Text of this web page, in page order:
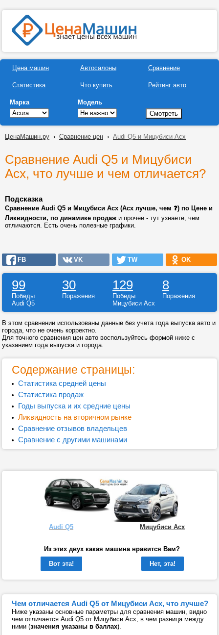
Цена машин
Статистика
Автосалоны
Что купить
Сравнение
Рейтинг авто
Марка Модель
ЦенаМашин.ру › Сравнение цен › Audi Q5 и Мицубиси Асх
Сравнение Audi Q5 и Мицубиси
Асх, что лучше и чем отличается?
Подсказка
Сравнение Audi Q5 и Мицубиси Асх (Асх лучше, чем ❓) по Цене и
Ликвидности, по динамике продажи прочее - тут узнаете, чем
отличаются. Есть очень полезные графики.
FB VK TW OK
99 30 129 8
Победы Поражения Победы
Поражения
Audi Q5
Мицубиси Асх
В этом сравнении использованы данные без учета года выпуска авто и
города, что не очень корректно.
Для точного сравнения цен авто воспользуйтесь формой ниже с
указанием года выпуска и города.
Содержание страницы:
Статистика средней цены
Статистика продаж
Годы выпуска и их средние цены
Ликвидность на вторичном рынке
Сравнение отзывов владельцев
Сравнение с другими машинами
Audi Q5 Мицубиси Асх
Из этих двух какая машина нравится Вам?
Вот эта!
Нет, эта!
Чем отличается Audi Q5 от Мицубиси Асх, что лучше?
Ниже указаны основные параметры для сравнения машин, видно
чем отличается Audi Q5 от Мицубиси Асх, в чем разница между
ними (значения указаны в баллах).